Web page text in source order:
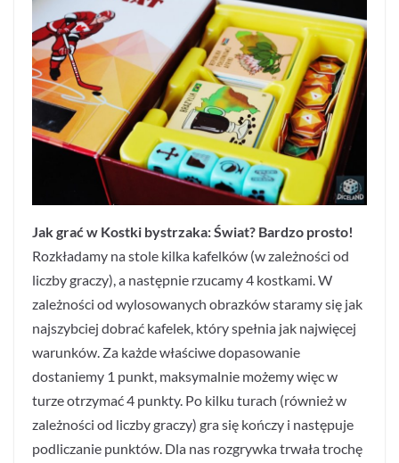
Jak grać w Kostki bystrzaka: Świat? Bardzo prosto!
Rozkładamy na stole kilka kafelków (w zależności od
liczby graczy), a następnie rzucamy 4 kostkami. W
zależności od wylosowanych obrazków staramy się jak
najszybciej dobrać kafelek, który spełnia jak najwięcej
warunków. Za każde właściwe dopasowanie
dostaniemy 1 punkt, maksymalnie możemy więc w
turze otrzymać 4 punkty. Po kilku turach (również w
zależności od liczby graczy) gra się kończy i następuje
podliczanie punktów. Dla nas rozgrywka trwała trochę